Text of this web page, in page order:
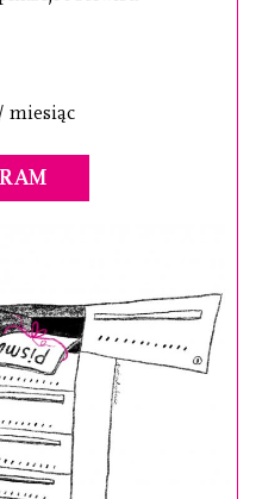
/ miesiąc